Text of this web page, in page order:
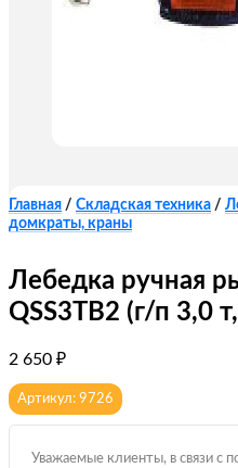
Главная / Складская техника /
домкраты, краны
Лебедка ручная
QSS3TB2 (г/п 3,0
2 650 ₽
Артикул: 9726
Уважаемые клиенты, в связи с